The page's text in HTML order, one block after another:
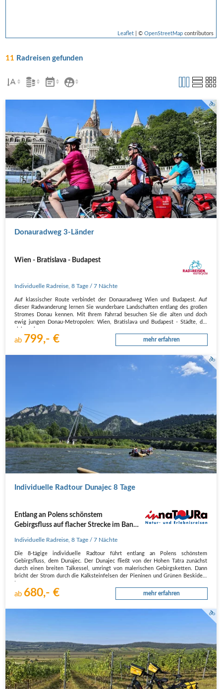
Leaflet| © OpenStreetMapcontributors
11 Radreisen gefunden
Donauradweg 3-Länder
Wien - Bratislava - Budapest
Individuelle Radreise ,8 Tage / 7 Nächte
Auf klassischer Route verbindet der Donauradweg Wien und Budapest. Auf
dieser Radwanderung lernen Sie wunderbare Landschaften entlang des großen
Stromes Donau kennen. Mit Ihrem Fahrrad besuchen Sie die alten und doch
ewig jungen Donau-Metropolen: Wien, Bratislava und Budapest - Städte, die
ab 799,- € mehr erfahren
Individuelle Radtour Dunajec 8 Tage
Entlang an Polens schönstem
Gebirgsfluss auf flacher Strecke im Banne
Individuelle Radreise ,8 Tage / 7 Nächte
Die 8-tägige individuelle Radtour führt entlang an Polens schönstem
Gebirgsfluss, dem Dunajec. Der Dunajec fließt von der Hohen Tatra zunächst
durch einen breiten Talkessel, umringt von malerischen Gebirgsketten. Dann
bricht der Strom durch die Kalksteinfelsen der Pieninen und Grünen Beskiden.
ab 680,- € mehr erfahren